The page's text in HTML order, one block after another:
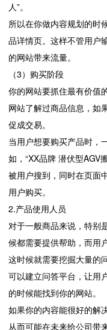
人”。
所以在你做内容规划的时
品详情页。这样不管用户
的网站带来流量。
（3）购买阶段
你的网站要抓住最有价值
网站了解过商品信息，如
促成交易。
当用户想要购买产品时，
如，“XX品牌 潜伏型AGV
被用户搜到，同时在页面
用户购买。
2.产品使用人员
对于一般商品来说，特别
候都需要提供帮助，而用
这时候就需要挖掘大量的
可以建立问答平台，让用
的时候能找到你的网站。
如果你的内容能很好的解
从而可能在未来给公司带